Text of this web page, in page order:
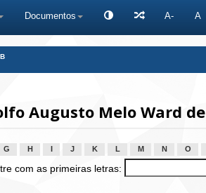
Documentos A- A
Augusto Melo Ward de
G H J K L M N O
com as primeiras letras: